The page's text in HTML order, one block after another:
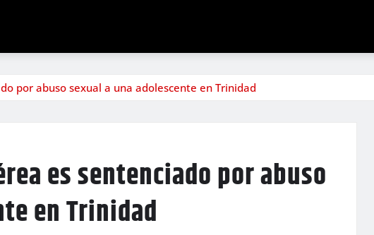
por abuso sexual a una adolescente en Trinidad
es sentenciado por abuso
en Trinidad